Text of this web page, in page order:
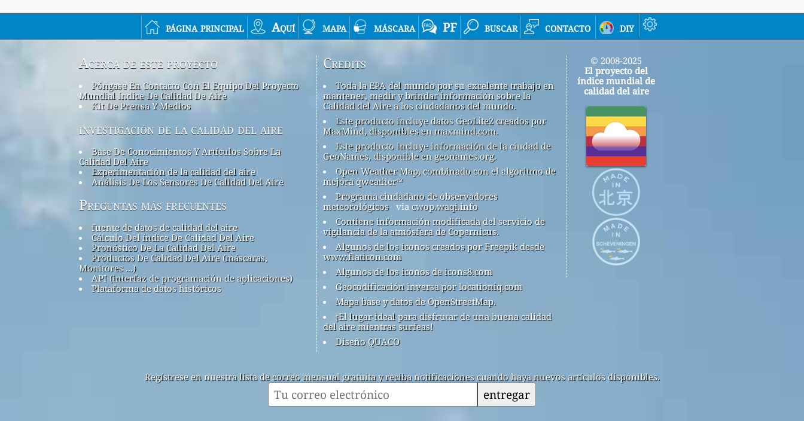
página principal Aquí mapa máscara PF buscar contacto diy
Acerca de este proyecto
Póngase En Contacto Con El Equipo Del Proyecto
Mundial índice De Calidad De Aire
Kit De Prensa Y Medios
investigación de la calidad del aire
Base De Conocimientos Y Artículos Sobre La
Calidad Del Aire
Experimentación de la calidad del aire
Análisis De Los Sensores De Calidad Del Aire
Preguntas más frecuentes
fuente de datos de calidad del aire
Cálculo Del índice De Calidad Del Aire
Pronóstico De La Calidad Del Aire
Productos De Calidad Del Aire (máscaras,
Monitores ...)
API (interfaz de programación de aplicaciones)
Plataforma de datos históricos
Credits
Toda la EPA del mundo por su excelente trabajo en
mantener, medir y brindar información sobre la
Calidad del Aire a los ciudadanos del mundo.
Este producto incluye datos GeoLite2 creados por
MaxMind, disponibles en maxmind.com.
Este producto incluye información de la ciudad de
GeoNames, disponible en geonames.org.
Open Weather Map, combinado con el algoritmo de
mejora qweather™
Programa ciudadano de observadores
meteorológicos via cwop.waqi.info
Contiene información modificada del servicio de
vigilancia de la atmósfera de Copernicus.
Algunos de los iconos creados por Freepik desde
www.flaticon.com
Algunos de los iconos de icons8.com
Geocodificación inversa por locationiq.com
Mapa base y datos de OpenStreetMap.
¡El lugar ideal para disfrutar de una buena calidad
del aire mientras surfeas!
Diseño QUACO
© 2008-2025
El proyecto del
índice mundial de
calidad del aire
Regístrese en nuestra lista de correo mensual gratuita y reciba notificaciones cuando haya nuevos artículos disponibles.
entregar